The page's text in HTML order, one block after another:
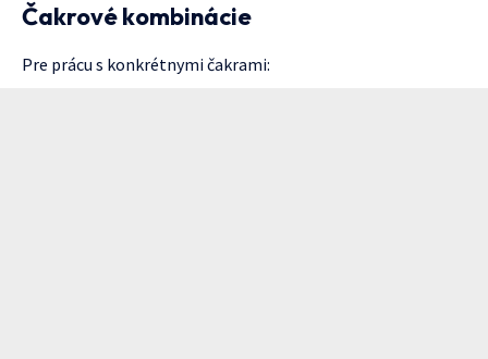
Čakrové kombinácie
Pre prácu s konkrétnymi čakrami: